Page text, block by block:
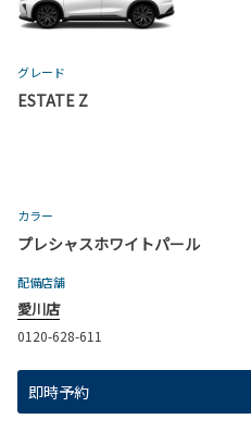
グレード
ESTATE Z
カラー
プレシャスホワイトパール
配備店舗
愛川店
0120-628-611
即時予約